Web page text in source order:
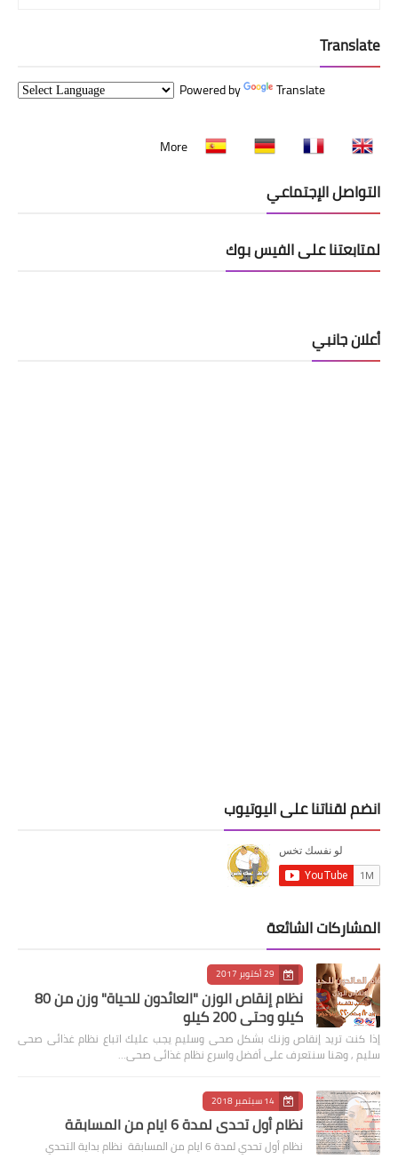
Translate
Powered by Translate
More
التواصل الإجتماعي
لمتابعتنا على الفيس بوك
أعلان جانبي
انضم لقناتنا على اليوتيوب
المشاركات الشائعة
29 أكتوبر 2017
نظام إنقاص الوزن "العائدون للحياة" وزن من 80
كيلو وحتى 200 كيلو
إذا كنت تريد إنقاص وزنك بشكل صحى وسليم يجب عليك اتباع نظام غذائى صحى
سليم , وهنا سنتعرف على أفضل واسرع نظام غذائى صحى…
14 سبتمبر 2018
نظام أول تحدي لمدة 6 ايام من المسابقة
نظام أول تحدي لمدة 6 ايام من المسابقة نظام بداية التحدي